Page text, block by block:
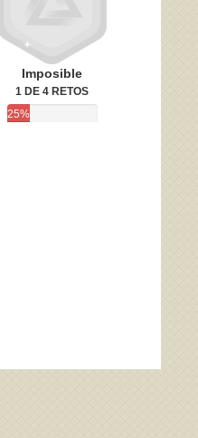
Imposible
1 DE 4 RETOS
25%